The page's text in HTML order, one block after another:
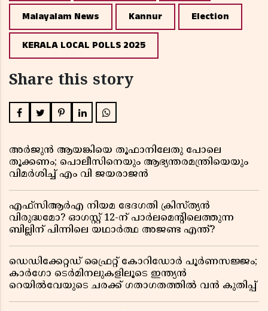
Malayalam News Kannur Election
KERALA LOCAL POLLS 2025
Share this story
അർജുൻ ആയങ്കിയെ തൂഫാനിലേതു പോലെ
തൂക്കണം; പൊലീസിനെയും ആഭ്യന്തരമന്ത്രിയെയും
വിമർശിച്ച് എം വി ജയരാജൻ
എഫ്സിആർഎ നിയമ ഭേദഗതി ക്രിസ്ത്യൻ
വിരുദ്ധമോ? ഓഗസ്റ്റ് 12-ന് പാർലമെന്റിലെത്തുന്ന
ബില്ലിന് പിന്നിലെ യഥാർത്ഥ അജണ്ട എന്ത്?
ഡെഡിക്കേറ്റഡ് ഫ്രൈറ്റ് കോറിഡോർ പൂർണസജ്ജം;
കാർഗോ ടെർമിനലുകളിലൂടെ ഇന്ത്യൻ
റെയിൽവേയുടെ ചരക്ക് ഗതാഗതത്തിൽ വൻ കുതിപ്പ്